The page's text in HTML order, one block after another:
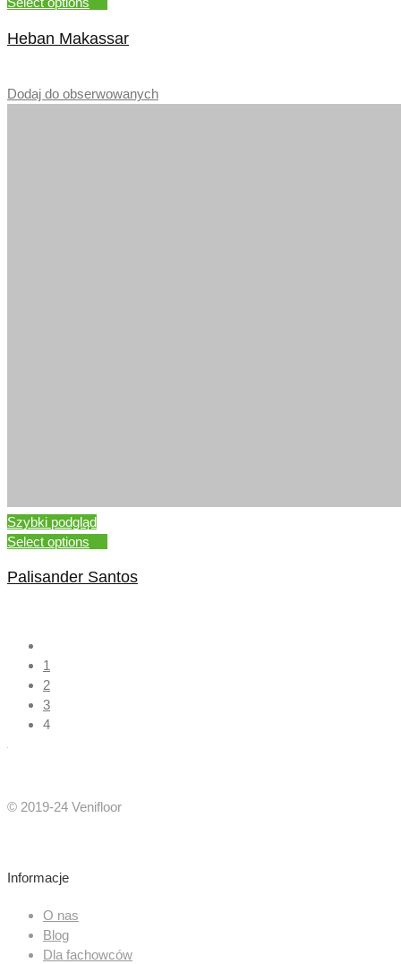
Heban Makassar
Dodaj do obserwowanych
Szybki podgląd
Select options
Palisander Santos
1
2
3
4
© 2019-24 Venifloor
Informacje
O nas
Blog
Dla fachowców